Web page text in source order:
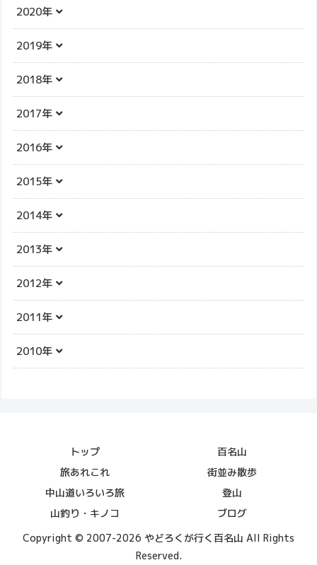
2020年
2019年
2018年
2017年
2016年
2015年
2014年
2013年
2012年
2011年
2010年
トップ
百名山
旅あれこれ
街並み散歩
中山道いろいろ旅
登山
山釣り・キノコ
ブログ
Copyright © 2007-2026 やどろくが行く百名山 All Rights
Reserved.